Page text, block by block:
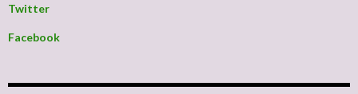
Twitter
Facebook